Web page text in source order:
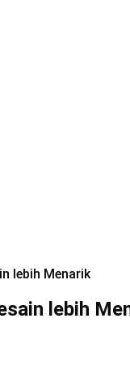
lebih Menarik
lebih